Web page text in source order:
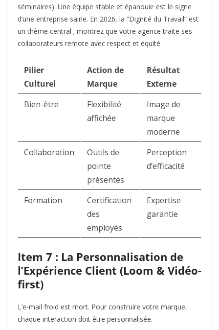
séminaires). Une équipe stable et épanouie est le signe
d’une entreprise saine. En 2026, la “Dignité du Travail” est
un thème central ; montrez que votre agence traite ses
collaborateurs remote avec respect et équité.
Pilier
Culturel
Action de
Marque
Résultat
Externe
Bien-être
Flexibilité
affichée
Image de
marque
moderne
Collaboration
Outils de
pointe
présentés
Perception
d’efficacité
Formation
Certification
des
employés
Expertise
garantie
Item 7 : La Personnalisation de
l’Expérience Client (Loom & Vidéo-
first)
L’e-mail froid est mort. Pour construire votre marque,
chaque interaction doit être personnalisée.